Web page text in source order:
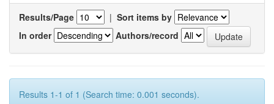
Results/Page | Sort items by
In order
Authors/record
Results 1-1 of 1 (Search time: 0.001 seconds).